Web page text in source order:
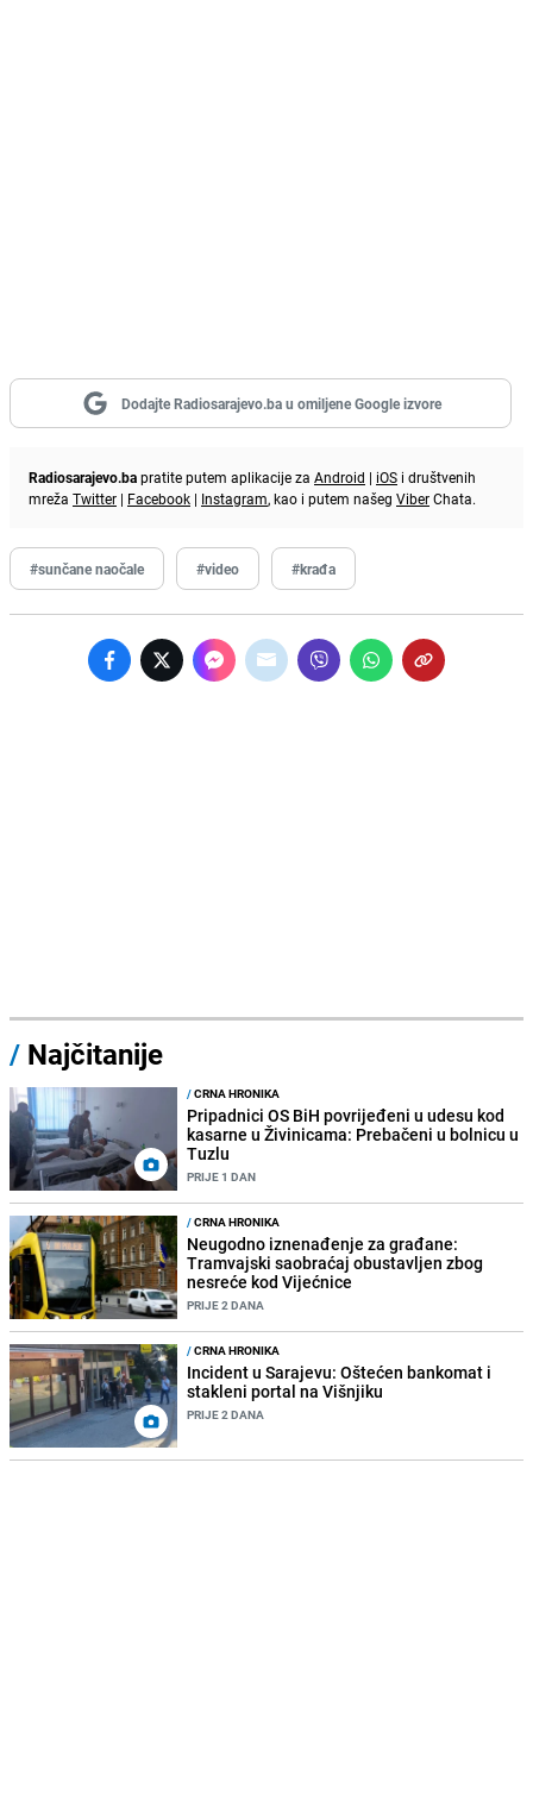
Dodajte Radiosarajevo.ba u omiljene Google izvore
Radiosarajevo.bapratite putem aplikacije za Android | iOS i društvenih
mreža Twitter | Facebook | Instagram, kao i putem našeg ViberChata.
#sunčane naočale #video #krađa
/ Najčitanije
/CRNA HRONIKA
Pripadnici OS BiH povrijeđeni u udesu kod
kasarne u Živinicama: Prebačeni u bolnicu u
Tuzlu
PRIJE 1 DAN
/CRNA HRONIKA
Neugodno iznenađenje za građane:
Tramvajski saobraćaj obustavljen zbog
nesreće kod Vijećnice
PRIJE 2 DANA
/CRNA HRONIKA
Incident u Sarajevu: Oštećen bankomat i
stakleni portal na Višnjiku
PRIJE 2 DANA